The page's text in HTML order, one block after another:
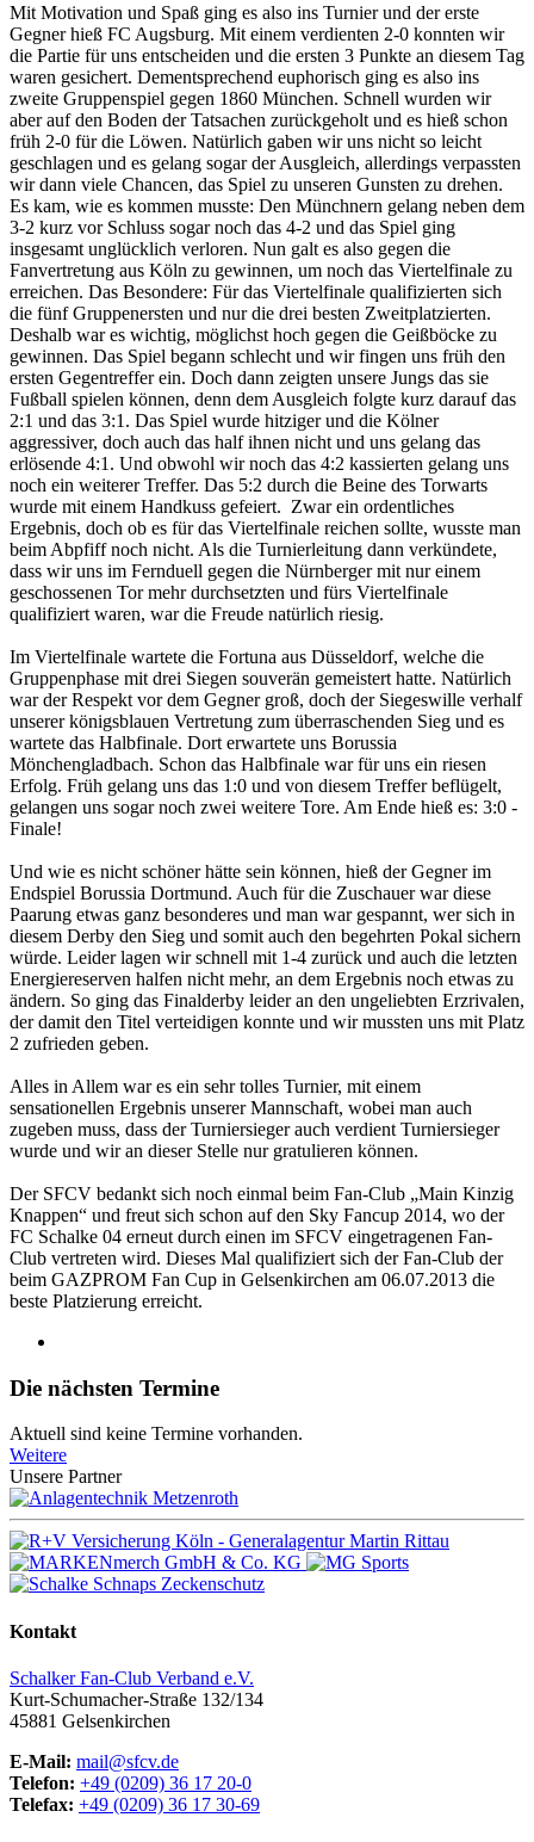
Mit Motivation und Spaß ging es also ins Turnier und der erste
Gegner hieß FC Augsburg. Mit einem verdienten 2-0 konnten wir
die Partie für uns entscheiden und die ersten 3 Punkte an diesem Tag
waren gesichert. Dementsprechend euphorisch ging es also ins
zweite Gruppenspiel gegen 1860 München. Schnell wurden wir
aber auf den Boden der Tatsachen zurückgeholt und es hieß schon
früh 2-0 für die Löwen. Natürlich gaben wir uns nicht so leicht
geschlagen und es gelang sogar der Ausgleich, allerdings verpassten
wir dann viele Chancen, das Spiel zu unseren Gunsten zu drehen.
Es kam, wie es kommen musste: Den Münchnern gelang neben dem
3-2 kurz vor Schluss sogar noch das 4-2 und das Spiel ging
insgesamt unglücklich verloren. Nun galt es also gegen die
Fanvertretung aus Köln zu gewinnen, um noch das Viertelfinale zu
erreichen. Das Besondere: Für das Viertelfinale qualifizierten sich
die fünf Gruppenersten und nur die drei besten Zweitplatzierten.
Deshalb war es wichtig, möglichst hoch gegen die Geißböcke zu
gewinnen. Das Spiel begann schlecht und wir fingen uns früh den
ersten Gegentreffer ein. Doch dann zeigten unsere Jungs das sie
Fußball spielen können, denn dem Ausgleich folgte kurz darauf das
2:1 und das 3:1. Das Spiel wurde hitziger und die Kölner
aggressiver, doch auch das half ihnen nicht und uns gelang das
erlösende 4:1. Und obwohl wir noch das 4:2 kassierten gelang uns
noch ein weiterer Treffer. Das 5:2 durch die Beine des Torwarts
wurde mit einem Handkuss gefeiert. Zwar ein ordentliches
Ergebnis, doch ob es für das Viertelfinale reichen sollte, wusste man
beim Abpfiff noch nicht. Als die Turnierleitung dann verkündete,
dass wir uns im Fernduell gegen die Nürnberger mit nur einem
geschossenen Tor mehr durchsetzten und fürs Viertelfinale
qualifiziert waren, war die Freude natürlich riesig.
Im Viertelfinale wartete die Fortuna aus Düsseldorf, welche die
Gruppenphase mit drei Siegen souverän gemeistert hatte. Natürlich
war der Respekt vor dem Gegner groß, doch der Siegeswille verhalf
unserer königsblauen Vertretung zum überraschenden Sieg und es
wartete das Halbfinale. Dort erwartete uns Borussia
Mönchengladbach. Schon das Halbfinale war für uns ein riesen
Erfolg. Früh gelang uns das 1:0 und von diesem Treffer beflügelt,
gelangen uns sogar noch zwei weitere Tore. Am Ende hieß es: 3:0 -
Finale!
Und wie es nicht schöner hätte sein können, hieß der Gegner im
Endspiel Borussia Dortmund. Auch für die Zuschauer war diese
Paarung etwas ganz besonderes und man war gespannt, wer sich in
diesem Derby den Sieg und somit auch den begehrten Pokal sichern
würde. Leider lagen wir schnell mit 1-4 zurück und auch die letzten
Energiereserven halfen nicht mehr, an dem Ergebnis noch etwas zu
ändern. So ging das Finalderby leider an den ungeliebten Erzrivalen,
der damit den Titel verteidigen konnte und wir mussten uns mit Platz
2 zufrieden geben.
Alles in Allem war es ein sehr tolles Turnier, mit einem
sensationellen Ergebnis unserer Mannschaft, wobei man auch
zugeben muss, dass der Turniersieger auch verdient Turniersieger
wurde und wir an dieser Stelle nur gratulieren können.
Der SFCV bedankt sich noch einmal beim Fan-Club „Main Kinzig
Knappen“ und freut sich schon auf den Sky Fancup 2014, wo der
FC Schalke 04 erneut durch einen im SFCV eingetragenen Fan-
Club vertreten wird. Dieses Mal qualifiziert sich der Fan-Club der
beim GAZPROM Fan Cup in Gelsenkirchen am 06.07.2013 die
beste Platzierung erreicht.
Die nächsten Termine
Aktuell sind keine Termine vorhanden.
Weitere
Unsere Partner
Kontakt
Schalker Fan-Club Verband e.V.
Kurt-Schumacher-Straße 132/134
45881 Gelsenkirchen
E-Mail: mail@sfcv.de
Telefon: +49 (0209) 36 17 20-0
Telefax: +49 (0209) 36 17 30-69